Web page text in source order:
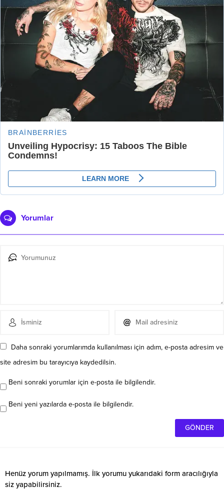
Yorumlar
Daha sonraki yorumlarımda kullanılması için adım, e-posta adresim ve
site adresim bu tarayıcıya kaydedilsin.
Beni sonraki yorumlar için e-posta ile bilgilendir.
Beni yeni yazılarda e-posta ile bilgilendir.
Henüz yorum yapılmamış. İlk yorumu yukarıdaki form aracılığıyla
siz yapabilirsiniz.